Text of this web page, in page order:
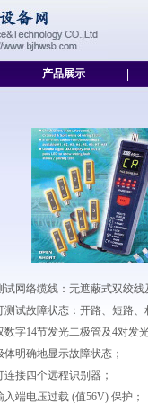
产品展示
试网络缆线：无遮蔽式双绞线
测试故障状态：开路、短路
数字14节发光二极管及4对发
体明确地显示故障状态；
连接四个远程识别器；
入端电压过载 (值56V) 保护；